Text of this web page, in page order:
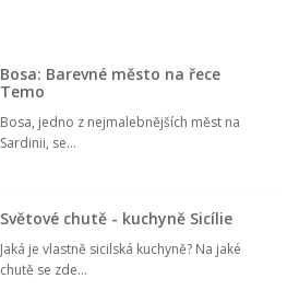
Bosa: Barevné město na řece
Temo
Bosa, jedno z nejmalebnějších měst na
Sardinii, se...
Světové chutě - kuchyně Sicílie
Jaká je vlastně sicilská kuchyně? Na jaké
chutě se zde...